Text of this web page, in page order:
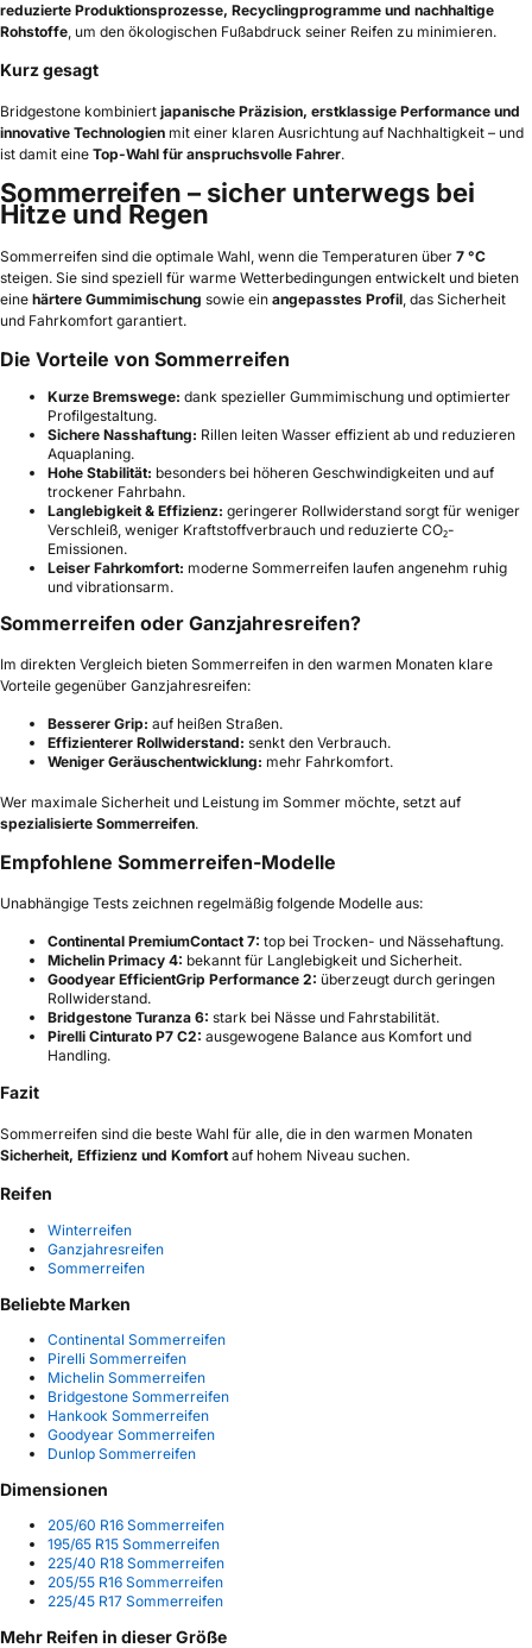
reduzierte Produktionsprozesse, Recyclingprogramme und nachhaltige
Rohstoffe, um den ökologischen Fußabdruck seiner Reifen zu minimieren.
Kurz gesagt
Bridgestone kombiniert japanische Präzision, erstklassige Performance und
innovative Technologien mit einer klaren Ausrichtung auf Nachhaltigkeit – und
ist damit eine Top-Wahl für anspruchsvolle Fahrer.
Sommerreifen – sicher unterwegs bei
Hitze und Regen
Sommerreifen sind die optimale Wahl, wenn die Temperaturen über 7 °C
steigen. Sie sind speziell für warme Wetterbedingungen entwickelt und bieten
eine härtere Gummimischung sowie ein angepasstes Profil, das Sicherheit
und Fahrkomfort garantiert.
Die Vorteile von Sommerreifen
Kurze Bremswege: dank spezieller Gummimischung und optimierter
Profilgestaltung.
Sichere Nasshaftung: Rillen leiten Wasser effizient ab und reduzieren
Aquaplaning.
Hohe Stabilität: besonders bei höheren Geschwindigkeiten und auf
trockener Fahrbahn.
Langlebigkeit & Effizienz: geringerer Rollwiderstand sorgt für weniger
Verschleiß, weniger Kraftstoffverbrauch und reduzierte CO₂-
Emissionen.
Leiser Fahrkomfort: moderne Sommerreifen laufen angenehm ruhig
und vibrationsarm.
Sommerreifen oder Ganzjahresreifen?
Im direkten Vergleich bieten Sommerreifen in den warmen Monaten klare
Vorteile gegenüber Ganzjahresreifen:
Besserer Grip: auf heißen Straßen.
Effizienterer Rollwiderstand: senkt den Verbrauch.
Weniger Geräuschentwicklung: mehr Fahrkomfort.
Wer maximale Sicherheit und Leistung im Sommer möchte, setzt auf
spezialisierte Sommerreifen.
Empfohlene Sommerreifen-Modelle
Unabhängige Tests zeichnen regelmäßig folgende Modelle aus:
Continental PremiumContact 7: top bei Trocken- und Nässehaftung.
Michelin Primacy 4: bekannt für Langlebigkeit und Sicherheit.
Goodyear EfficientGrip Performance 2: überzeugt durch geringen
Rollwiderstand.
Bridgestone Turanza 6: stark bei Nässe und Fahrstabilität.
Pirelli Cinturato P7 C2: ausgewogene Balance aus Komfort und
Handling.
Fazit
Sommerreifen sind die beste Wahl für alle, die in den warmen Monaten
Sicherheit, Effizienz und Komfort auf hohem Niveau suchen.
Reifen
Winterreifen
Ganzjahresreifen
Sommerreifen
Beliebte Marken
Continental Sommerreifen
Pirelli Sommerreifen
Michelin Sommerreifen
Bridgestone Sommerreifen
Hankook Sommerreifen
Goodyear Sommerreifen
Dunlop Sommerreifen
Dimensionen
205/60 R16 Sommerreifen
195/65 R15 Sommerreifen
225/40 R18 Sommerreifen
205/55 R16 Sommerreifen
225/45 R17 Sommerreifen
Mehr Reifen in dieser Größe